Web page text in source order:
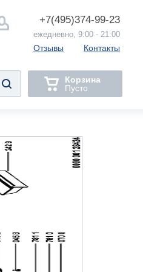
+7(495)374-99-23
ежедневно, 9:00 - 21:00
Отзывы Контакты
Корзина
Пусто